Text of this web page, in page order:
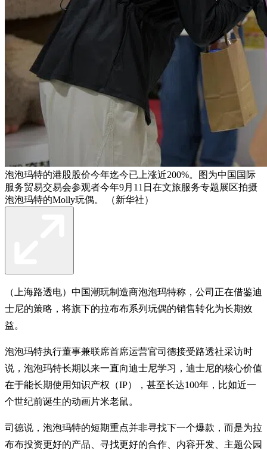
泡泡玛特的港股股价今年迄今已上涨近200%。图为中国国际
服务贸易交易会参观者今年9月11日在文旅服务专题展区拍摄
泡泡玛特的Molly玩偶。 （新华社）
（上海路透电）中国潮玩制造商泡泡玛特称，公司正在借鉴迪
士尼的策略，将旗下的拉布布系列玩偶的销售转化为长期效
益。
泡泡玛特执行董事兼联席首席运营官司德接受路透社采访时
说，泡泡玛特长期以来一直向迪士尼学习，迪士尼的核心价值
在于能长期使用知识产权（IP），甚至长达100年，比如近一
个世纪前诞生的动画片米老鼠。
司德说，泡泡玛特的短期重点并非寻找下一个爆款，而是为拉
布布投资更好的产品、寻找更好的合作、内容开发、主题公园